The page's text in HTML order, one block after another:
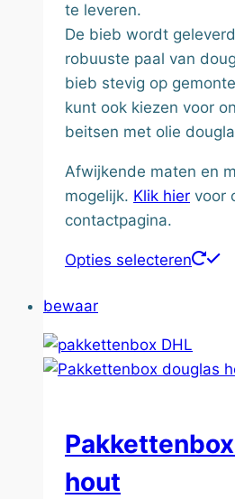
te leveren.
De bieb wordt
robuuste paal van
bieb stevig op
kunt ook kiezen voor
beitsen met olie
Afwijkende maten en
mogelijk. Klik hier voor
contactpagina.
Opties selecteren
Dit
bewaar
hout